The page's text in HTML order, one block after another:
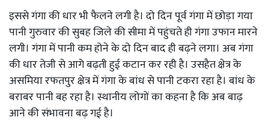
इससे गंगा की धार भी फैलने लगी है। दो दिन पूर्व गंगा में छोड़ा गया
पानी गुरुवार की सुबह जिले की सीमा में पहुंचते ही गंगा उफान मारने
लगी। गंगा में पानी कम होने के दो दिन बाद ही बढ़ने लगा। अब गंगा
की धार तेजी से आगे बढ़ती हुई कटान कर रही है। उसहैत क्षेत्र के
असमिया रफतपुर क्षेत्र में गंगा के बांध से पानी टकरा रहा है। बांध के
बराबर पानी बह रहा है। स्थानीय लोगों का कहना है कि अब बाढ़
आने की संभावना बढ़ गई है।